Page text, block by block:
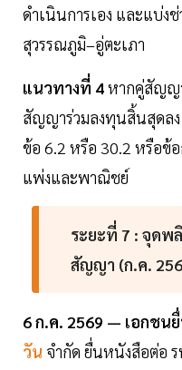
ดำเนินการเอง และแบ่งช่
สุวรรณภูมิ–อู่ตะเภา
แนวทางที่ 4หากคู่สัญญ
สัญญาร่วมลงทุนสิ้นสุดล
ข้อ 6.2 หรือ 30.2 หรือข้
แพ่งและพาณิชย์
ระยะที่ 7 : จุดพ
สัญญา (ก.ค.
6 ก.ค. 2569 — เอกชน
วัน จำกัด ยื่นหนังสือต่อ